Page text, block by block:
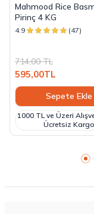
Mahmood Rice
Pirinç 4 KG
4.9 (47)
714,00TL
595,00TL
Sepete Ekle
1000 TL ve Üzeri
Ücretsiz Kargo